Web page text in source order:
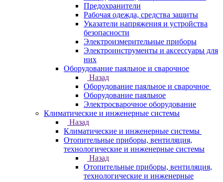
Предохранители
Рабочая одежда, средства защиты
Указатели напряжения и устройства
безопасности
Электроизмерительные приборы
Электроинструменты и аксессуары для
них
Оборудование паяльное и сварочное
Назад
Оборудование паяльное и сварочное
Оборудование паяльное
Электросварочное оборудование
Климатические и инженерные системы
Назад
Климатические и инженерные системы
Отопительные приборы, вентиляция,
технологические и инженерные системы
Назад
Отопительные приборы, вентиляция,
технологические и инженерные